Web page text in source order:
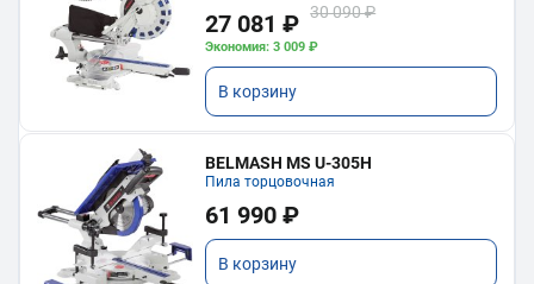
27 081 ₽ 30 090 ₽
Экономия: 3 009 ₽
В корзину
BELMASH MS U-305H
Пила торцовочная
61 990 ₽
В корзину